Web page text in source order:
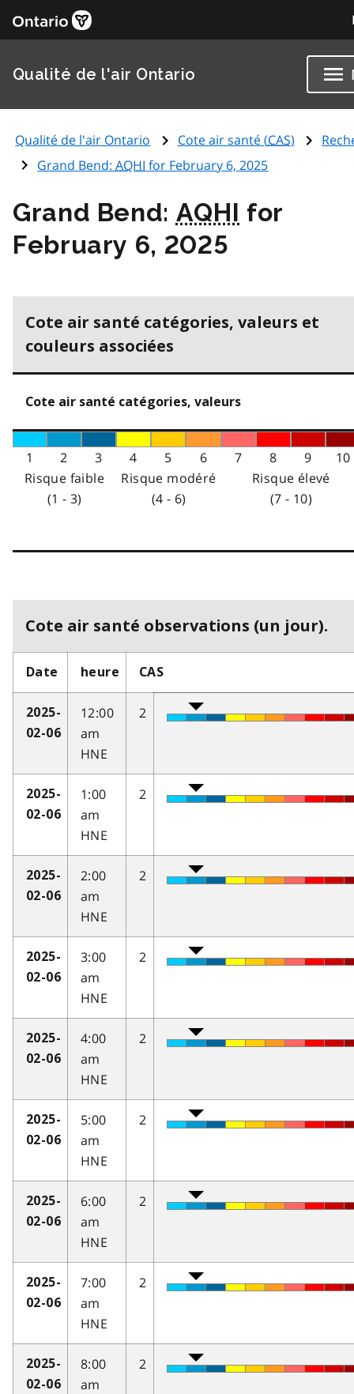
Qualité de l'air Ontario
Qualité de l'air Ontario Cote air santé (CAS)
Grand Bend:AQHI for February 6, 2025
Grand Bend: AQHI for
February 6, 2025
Cote air santé catégories, valeurs et
couleurs associées
Cote air santé catégories, valeurs
1 2 3 4 5 6 7 8 9
10
Risque faible
(1 - 3)
Risque modéré
(4 - 6)
Risque élevé
(7 - 10)
Cote air santé observations (un jour).
Date heure CAS
2025-
02-06
12:00
am
HNE
2
2025-
02-06
1:00
am
HNE
2
2025-
02-06
2:00
am
HNE
2
2025-
02-06
3:00
am
HNE
2
2025-
02-06
4:00
am
HNE
2
2025-
02-06
5:00
am
HNE
2
2025-
02-06
6:00
am
HNE
2
2025-
02-06
7:00
am
HNE
2
2025-
02-06
8:00
am
2